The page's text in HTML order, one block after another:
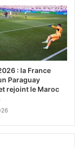
: la France
Paraguay
rejoint le Maroc